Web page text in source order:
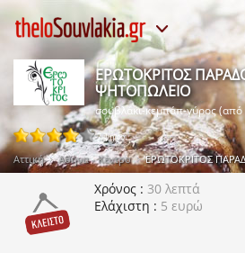
ΕΡΩΤΟΚΡΙΤΟΣ
ΨΗΤΟΠΩΛΕΙΟ
σουβλάκι-κεμπάπ-γύρος
7 ψήφοι
Αττική Αθήνα - Κέντρο ΕΡΩΤΟΚΡΙΤΟΣ
Χρόνος
30 λεπτά
Ελάχιστη
5 ευρώ